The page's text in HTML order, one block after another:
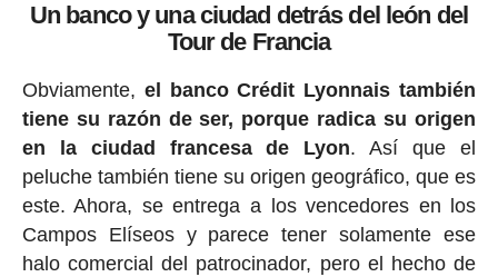
Un banco y una ciudad detrás del león del
Tour de Francia
Obviamente, el banco Crédit Lyonnais también
tiene su razón de ser, porque radica su origen
en la ciudad francesa de Lyon. Así que el
peluche también tiene su origen geográfico, que es
este. Ahora, se entrega a los vencedores en los
Campos Elíseos y parece tener solamente ese
halo comercial del patrocinador, pero el hecho de